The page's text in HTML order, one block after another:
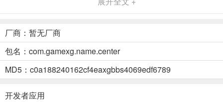
想着赢，因为你可能运气不好，或者遇到高手。要把风险控制在自己
保持一个好心态了。更新日志：
7、极光棋牌是一款可以让玩家爱在游戏中体验全新德扑棋牌玩法的策
略类手游，在必赢德扑手游中，易信棋牌玩家可以玩到德扑的精髓，
易信棋牌超凡的游戏方式让玩家可畅享绝佳战斗故事，并在这游戏的
软件特色
厂商：暂无厂商
包名：com.gamexg.name.center
MD5：c0a188240162cf4eaxgbbs4069edf6789
开发者应用